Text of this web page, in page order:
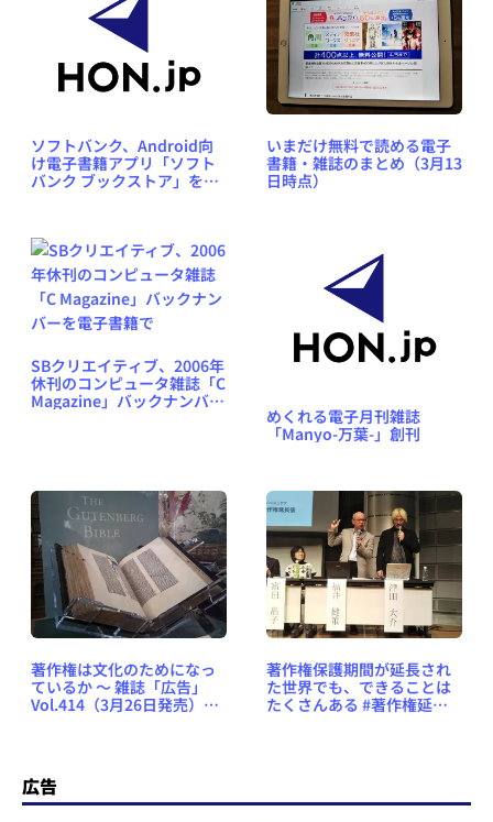
ソフトバンク、Android向
け電子書籍アプリ「ソフト
バンク ブックストア」を12
いまだけ無料で読める電子
書籍・雑誌のまとめ（3月13
日時点）
SBクリエイティブ、2006年
休刊のコンピュータ雑誌「C
Magazine」バックナンバー
めくれる電子月刊雑誌
「Manyo-万葉-」創刊
著作権は文化のためになっ
ているか ～ 雑誌「広告」
Vol.414（3月26日発売）よ
著作権保護期間が延長され
た世界でも、できることは
たくさんある #著作権延長
広告